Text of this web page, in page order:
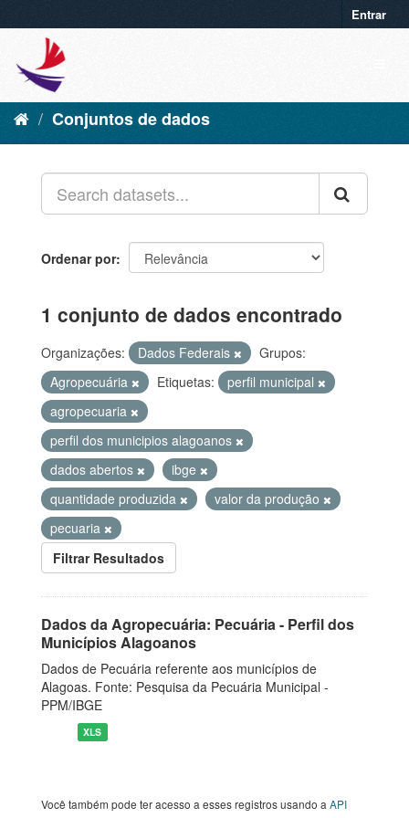
Entrar
Conjuntos de dados
Ordenar por
1 conjunto de dados encontrado
Organizações: Dados Federais
Grupos:
Agropecuária
Etiquetas:
perfil municipal
agropecuaria
perfil dos municipios alagoanos
dados abertos
ibge
quantidade produzida
valor da produção
pecuaria
Filtrar Resultados
Dados da Agropecuária: Pecuária - Perfil dos
Municípios Alagoanos
Dados de Pecuária referente aos municípios de
Alagoas. Fonte: Pesquisa da Pecuária Municipal -
PPM/IBGE
XLS
Você também pode ter acesso a esses registros usando a API